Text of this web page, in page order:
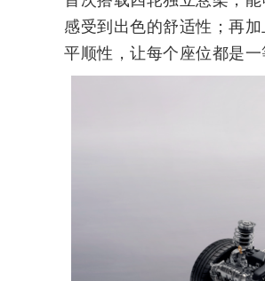
感受到出色的舒适性；再
平顺性，让每个座位都是